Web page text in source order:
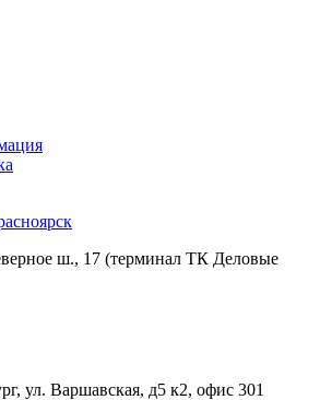
ш., 17 (терминал ТК Деловые
ул. Варшавская, д5 к2, офис 301